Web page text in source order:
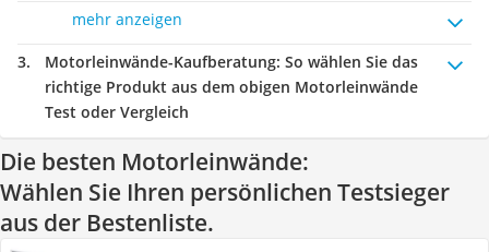
mehr anzeigen
Motorleinwände-Kaufberatung: So wählen Sie das
richtige Produkt aus dem obigen Motorleinwände
Test oder Vergleich
Die besten Motorleinwände:
Wählen Sie Ihren persönlichen Testsieger
aus der Bestenliste.